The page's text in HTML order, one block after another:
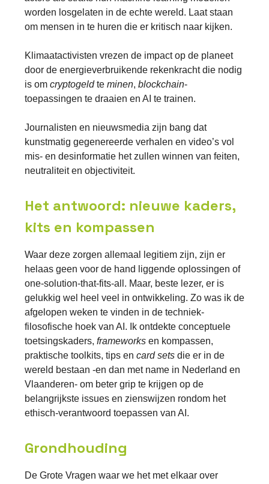
worden losgelaten in de echte wereld. Laat staan
om mensen in te huren die er kritisch naar kijken.
Klimaatactivisten vrezen de impact op de planeet
door de energieverbruikende rekenkracht die nodig
is om cryptogeldte minen, blockchain-
toepassingen te draaien en AI te trainen.
Journalisten en nieuwsmedia zijn bang dat
kunstmatig gegenereerde verhalen en video’s vol
mis- en desinformatie het zullen winnen van feiten,
neutraliteit en objectiviteit.
Het antwoord: nieuwe kaders,
kits en kompassen
Waar deze zorgen allemaal legitiem zijn, zijn er
helaas geen voor de hand liggende oplossingen of
one-solution-that-fits-all. Maar, beste lezer, er is
gelukkig wel heel veel in ontwikkeling. Zo was ik de
afgelopen weken te vinden in de techniek-
filosofische hoek van AI. Ik ontdekte conceptuele
toetsingskaders, frameworks en kompassen,
praktische toolkits, tips en card sets die er in de
wereld bestaan -en dan met name in Nederland en
Vlaanderen- om beter grip te krijgen op de
belangrijkste issues en zienswijzen rondom het
ethisch-verantwoord toepassen van AI.
Grondhouding
De Grote Vragen waar we het met elkaar over